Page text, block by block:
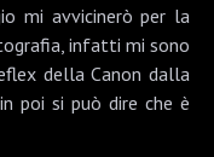
mi avvicinerò per la
infatti mi sono
della Canon dalla
poi si può dire che è